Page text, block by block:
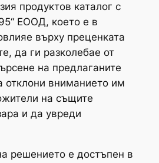
продуктов каталог с
ЕООД, което е в
върху преценката
да ги разколебае от
на предлаганите
отклони вниманието им
на същите
и да увреди
решението е достъпен в